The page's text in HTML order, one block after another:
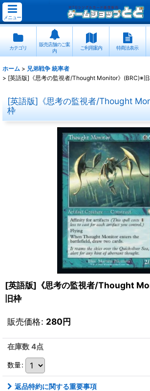
メニュー
カテゴリ
販売店舗のご案
内
ご利用案内 特商法表示
ホーム > 兄弟戦争 統率者
> [英語版]《思考の監視者/Thought Monitor》(BRC)※
[英語版]《思考の監視者/Thought
枠
[英語版]《思考の監視者/Thought
旧枠
販売価格: 280円
在庫数 4点
数量:
返品特約に関する重要事項